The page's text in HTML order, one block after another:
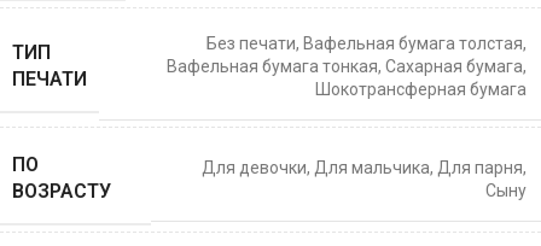
ТИП
ПЕЧАТИ
Без печати, Вафельная бумага толстая,
Вафельная бумага тонкая, Сахарная бумага,
Шокотрансферная бумага
ПО
ВОЗРАСТУ
Для девочки, Для мальчика, Для парня,
Сыну